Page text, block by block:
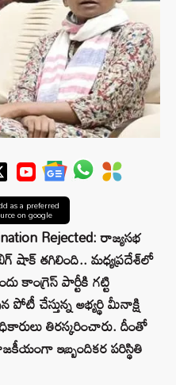
as a preferred
on google
Rejected: రాజ్యసభ
బిగ్‌ షాక్‌ తగిలింది.. మధ్యప్రదేశ్‌లో
కాంగ్రెస్ పార్టీకి గట్టి
పోటీ చేస్తున్న అభ్యర్థి మీనాక్షి
తిరస్కరించారు. దీంతో
ఇబ్బందికర పరిస్థితి